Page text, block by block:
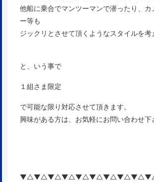
他船に乗合でマンツーマンで潜ったり、カ
ー等も
ジックリとさせて頂くようなスタイルを考
と、いう事で
１組さま限定
で可能な限り対応させて頂きます。
興味がある方は、お気軽にお問い合わせ下